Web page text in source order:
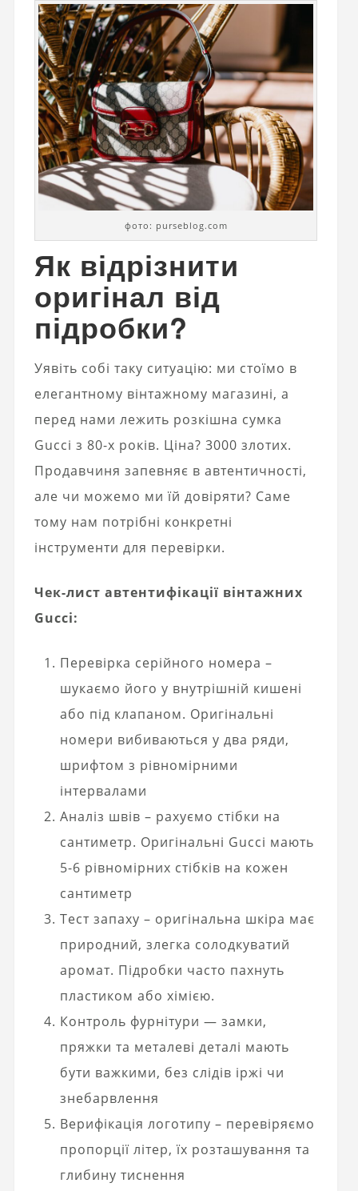
фото: purseblog.com
Як відрізнити
оригінал від
підробки?
Уявіть собі таку ситуацію: ми стоїмо в
елегантному вінтажному магазині, а
перед нами лежить розкішна сумка
Gucci з 80-х років. Ціна? 3000 злотих.
Продавчиня запевняє в автентичності,
але чи можемо ми їй довіряти? Саме
тому нам потрібні конкретні
інструменти для перевірки.
Чек-лист автентифікації вінтажних
Gucci:
Перевірка серійного номера –
шукаємо його у внутрішній кишені
або під клапаном. Оригінальні
номери вибиваються у два ряди,
шрифтом з рівномірними
інтервалами
Аналіз швів – рахуємо стібки на
сантиметр. Оригінальні Gucci мають
5-6 рівномірних стібків на кожен
сантиметр
Тест запаху – оригінальна шкіра має
природний, злегка солодкуватий
аромат. Підробки часто пахнуть
пластиком або хімією.
Контроль фурнітури — замки,
пряжки та металеві деталі мають
бути важкими, без слідів іржі чи
знебарвлення
Верифікація логотипу – перевіряємо
пропорції літер, їх розташування та
глибину тиснення